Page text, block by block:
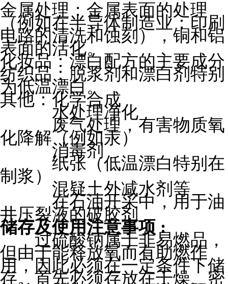
金属处理：金属表面的处理
（例如在半导体制造业：印刷
电路的清洗和蚀刻），铜和铝
表面的活化。
化妆品：漂白配方的主要成分
纺织品：脱浆剂和漂白剂特别
为低温漂白。
其他：化学合成
水处理净化
废气处理，有害物质氧
化降解（例如汞）
消毒剂
纸张（低温漂白特别在
制浆）
混疑土外减水剂等
在石油开采中，用于油
井压裂液的破胶剂
储存及使用注意事项 :
过硫酸钠属于非易燃品，
但由于能释放氧而有助燃作
用，因此必须在一定条件下储
存。首先必须存放在干燥、密